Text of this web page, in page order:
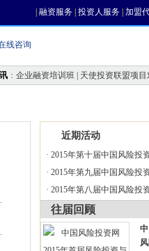
融资服务 投资人服务 加盟
线咨询
： 企业融资培训班 | 天使投资联盟项目
近期活动
· 2015年第十届中国风险投
· 2015年第九届中国风险投
· 2015年第八届中国风险投
往届回顾